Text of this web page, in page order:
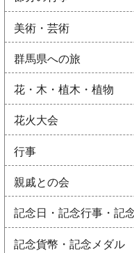
美術・芸術
群馬県への旅
花・木・植木・植物
花火大会
行事
親戚との会
記念日・記念行事・記
記念貨幣・記念メダル